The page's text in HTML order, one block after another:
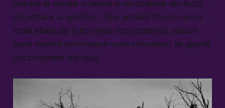
mentre la madre si ferma a raccogliere dei frutti
da portare ai genitori. I due anziani hanno perso
molti alberi da frutto nella loro proprietà, alcuni
sono marciti altri invece sono circondati da grandi
pozzanghere d’acqua.